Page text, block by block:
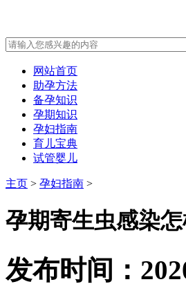
网站首页
助孕方法
备孕知识
孕期知识
孕妇指南
育儿宝典
试管婴儿
主页 > 孕妇指南 >
孕期寄生虫感染
发布时间：